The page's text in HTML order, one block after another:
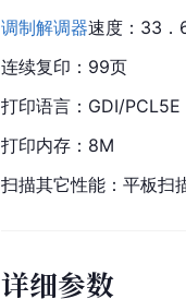
调制解调器速度：33．
连续复印：99页
打印语言： GDI/PCL5E
打印内存：8M
扫描其它性能：平板扫
详细参数